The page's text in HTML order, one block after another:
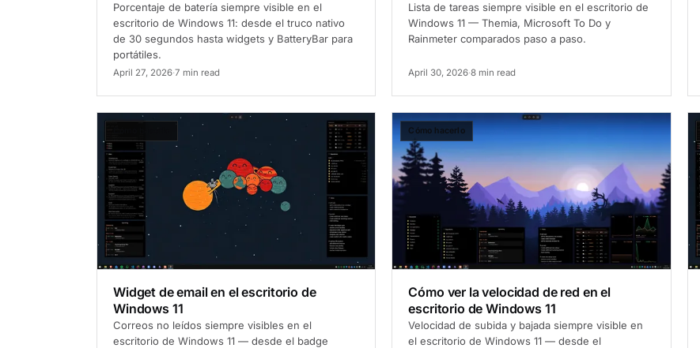
Porcentaje de batería siempre visible en el
escritorio de Windows 11: desde el truco nativo
de 30 segundos hasta widgets y BatteryBar para
portátiles.
April 27, 2026·7 min read
Lista de tareas siempre visible en el escritorio de
Windows 11 — Themia, Microsoft To Do y
Rainmeter comparados paso a paso.
April 30, 2026·8 min read
Widget de email en el escritorio de
Windows 11
Correos no leídos siempre visibles en el
escritorio de Windows 11 — desde el badge
Cómo hacerlo
Cómo ver la velocidad de red en el
escritorio de Windows 11
Velocidad de subida y bajada siempre visible en
el escritorio de Windows 11 — desde el